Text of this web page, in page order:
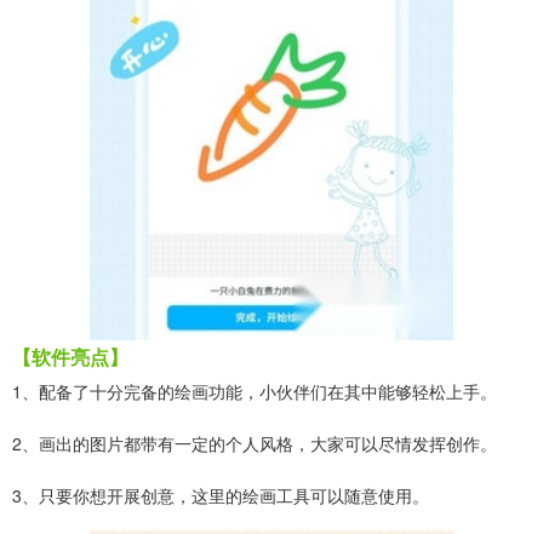
【软件亮点】
1、配备了十分完备的绘画功能，小伙伴们在其中能够轻松上手。
2、画出的图片都带有一定的个人风格，大家可以尽情发挥创作。
3、只要你想开展创意，这里的绘画工具可以随意使用。